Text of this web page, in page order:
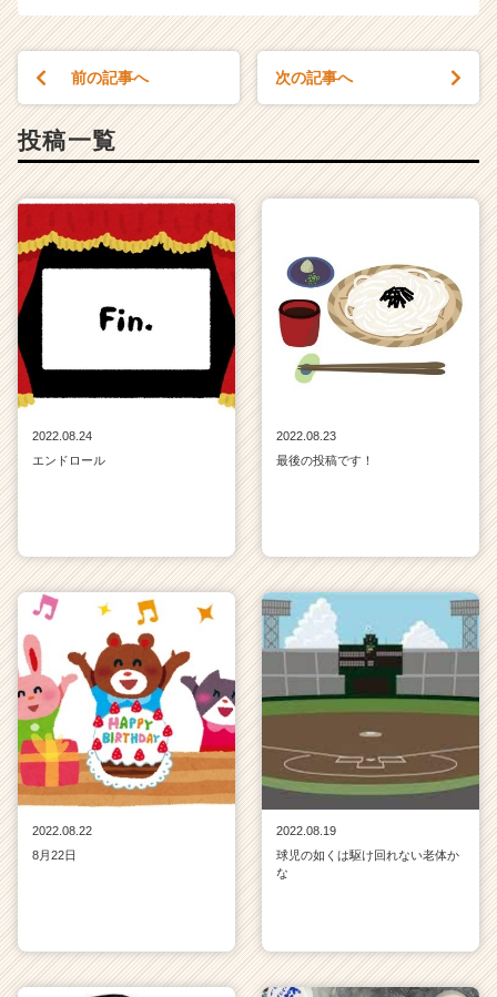
r
前の記事へ 次の記事へ
投稿一覧
2022.08.24
エンドロール
2022.08.23
最後の投稿です！
2022.08.22
8月22日
2022.08.19
球児の如くは駆け回れない老体か
な